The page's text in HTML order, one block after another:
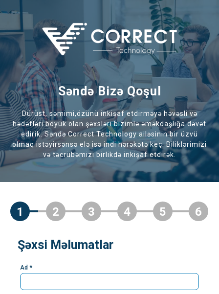
Səndə Bizə Qoşul
Dürüst, səmimi,özünü inkişaf etdirməyə həvəsli və
hədəfləri böyük olan şəxsləri bizimlə əməkdaşlığa dəvət
edirik. Səndə Correct Technology ailəsinin bir üzvü
olmaq istəyirsənsə elə isə indi hərəkətə keç. Biliklərimizi
və təcrübəmizi birlikdə inkişaf etdirək.
1 2 3 4 5 6
Şəxsi Məlumatlar
Ad *